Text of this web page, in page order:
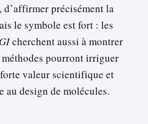
d’affirmer précisément la
le symbole est fort : les
cherchent aussi à montrer
pourront irriguer
valeur scientifique et
au design de molécules.